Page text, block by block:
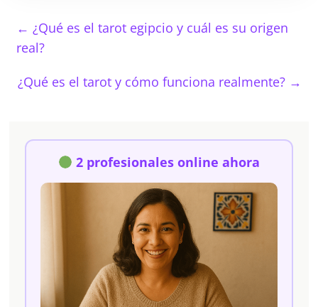
← ¿Qué es el tarot egipcio y cuál es su origen
real?
¿Qué es el tarot y cómo funciona realmente? →
2 profesionales online ahora